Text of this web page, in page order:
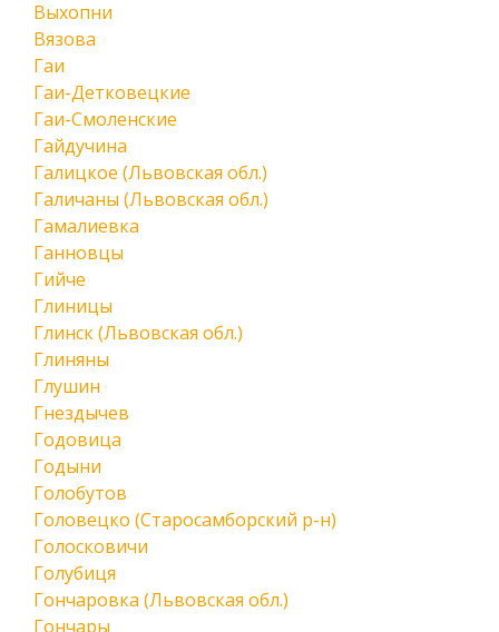
Выхопни
Вязова
Гаи
Гаи-Детковецкие
Гаи-Смоленские
Гайдучина
Галицкое (Львовская обл.)
Галичаны (Львовская обл.)
Гамалиевка
Ганновцы
Гийче
Глиницы
Глинск (Львовская обл.)
Глиняны
Глушин
Гнездычев
Годовица
Годыни
Голобутов
Головецко (Старосамборский р-н)
Голосковичи
Голубиця
Гончаровка (Львовская обл.)
Гончары